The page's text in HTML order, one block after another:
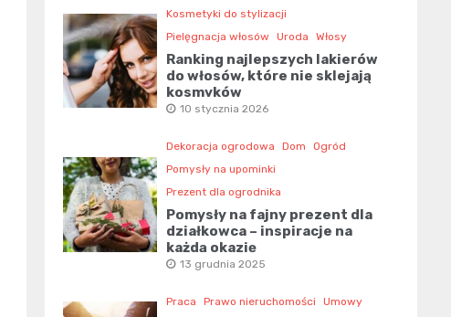
Kosmetyki do stylizacji
Pielęgnacja włosów
Uroda Włosy
Ranking najlepszych lakierów
do włosów, które nie sklejają
kosmyków
10 stycznia 2026
Dekoracja ogrodowa Dom
Ogród
Pomysły na upominki
Prezent dla ogrodnika
Pomysły na fajny prezent dla
działkowca – inspiracje na
każdą okazję
13 grudnia 2025
Praca Prawo nieruchomości
Umowy